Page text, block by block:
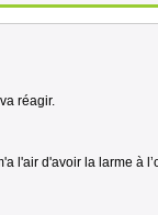
réagir.
l'air d'avoir la larme à